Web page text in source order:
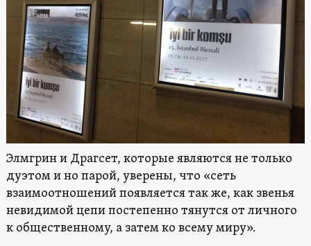
Элмгрин и Драгсет, которые являются не только
дуэтом и но парой, уверены, что «сеть
взаимоотношений появляется так же, как звенья
невидимой цепи постепенно тянутся от личного
к общественному, а затем ко всему миру».